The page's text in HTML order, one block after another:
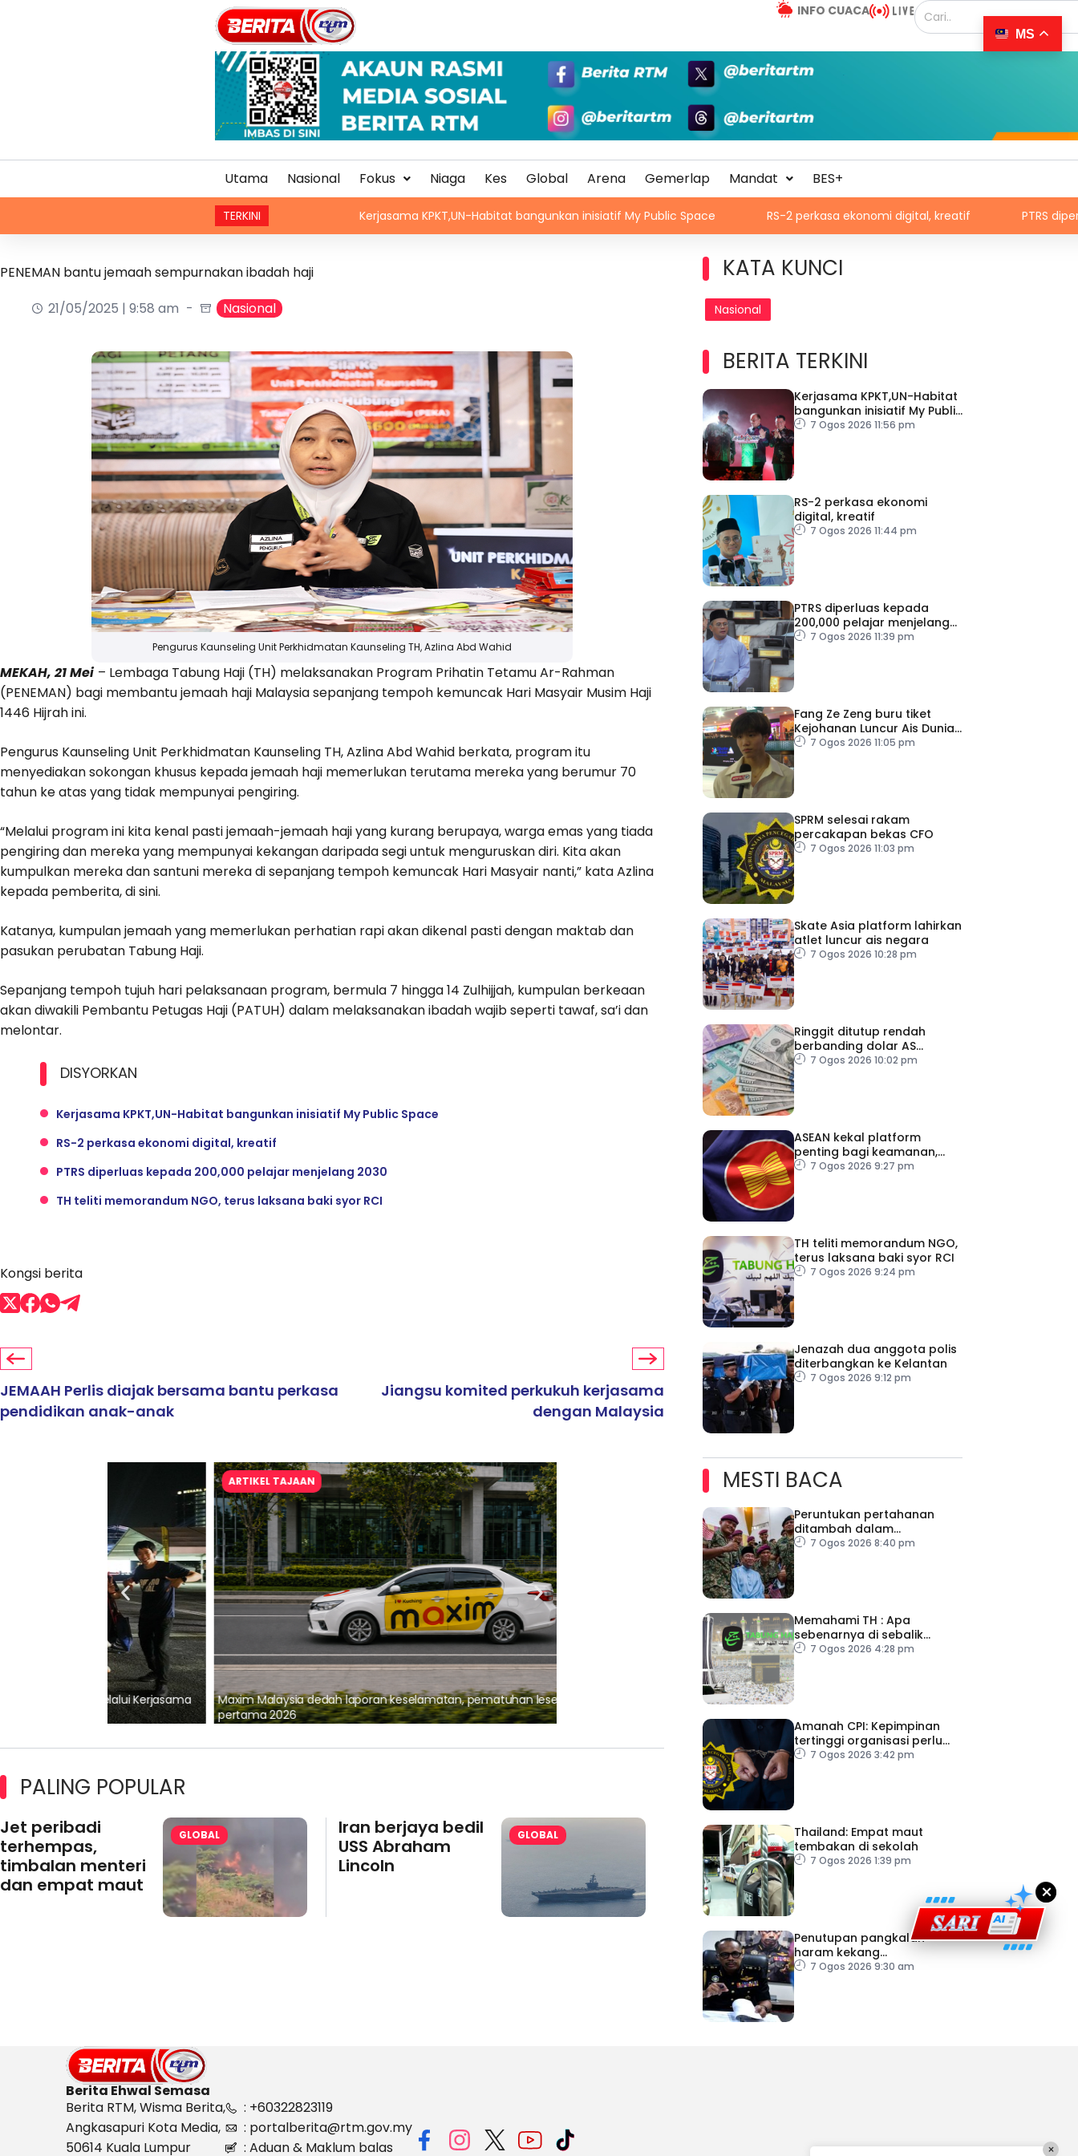
INFO CUACA
Utama Nasional Fokus Niaga Kes Global Arena Gemerlap Mandat BES+
TERKINI Kerjasama KPKT,UN-Habitat bangunkan inisiatif My Public Space RS-2 perkasa ekonomi digital, kreatif PTRS diperluas
PENEMAN bantu jemaah sempurnakan ibadah haji
21/05/2025 | 9:58 am
Nasional
Pengurus Kaunseling Unit Perkhidmatan Kaunseling TH, Azlina Abd Wahid
MEKAH, 21 Mei – Lembaga Tabung Haji (TH) melaksanakan Program Prihatin Tetamu Ar-Rahman
(PENEMAN) bagi membantu jemaah haji Malaysia sepanjang tempoh kemuncak Hari Masyair Musim Haji
1446 Hijrah ini.
Pengurus Kaunseling Unit Perkhidmatan Kaunseling TH, Azlina Abd Wahid berkata, program itu
menyediakan sokongan khusus kepada jemaah haji memerlukan terutama mereka yang berumur 70
tahun ke atas yang tidak mempunyai pengiring.
“Melalui program ini kita kenal pasti jemaah-jemaah haji yang kurang berupaya, warga emas yang tiada
pengiring dan mereka yang mempunyai kekangan daripada segi untuk menguruskan diri. Kita akan
kumpulkan mereka dan santuni mereka di sepanjang tempoh kemuncak Hari Masyair nanti,” kata Azlina
kepada pemberita, di sini.
Katanya, kumpulan jemaah yang memerlukan perhatian rapi akan dikenal pasti dengan maktab dan
pasukan perubatan Tabung Haji.
Sepanjang tempoh tujuh hari pelaksanaan program, bermula 7 hingga 14 Zulhijjah, kumpulan berkeaan
akan diwakili Pembantu Petugas Haji (PATUH) dalam melaksanakan ibadah wajib seperti tawaf, sa’i dan
melontar.
DISYORKAN
Kerjasama KPKT,UN-Habitat bangunkan inisiatif My Public Space
RS-2 perkasa ekonomi digital, kreatif
PTRS diperluas kepada 200,000 pelajar menjelang 2030
TH teliti memorandum NGO, terus laksana baki syor RCI
Kongsi berita
JEMAAH Perlis diajak bersama bantu perkasa
pendidikan anak-anak
Jiangsu komited perkukuh kerjasama
dengan Malaysia
Maxim Malaysia dedah laporan keselamatan, pematuhan lesen separuh
pertama 2026
Ajinomoto (Malaysia) Berhad Perkasa SCORE Marathon 2026 Melalui Kerjasama
PALING POPULAR
Jet peribadi
terhempas,
timbalan menteri
dan empat maut
GLOBAL
Iran berjaya bedil
USS Abraham
Lincoln
GLOBAL
KATA KUNCI
Nasional
BERITA TERKINI
Kerjasama KPKT,UN-Habitat
bangunkan inisiatif My Public
Space7 Ogos 2026 11:56 pm
RS-2 perkasa ekonomi
digital, kreatif
7 Ogos 2026 11:44 pm
PTRS diperluas kepada
200,000 pelajar menjelang
20307 Ogos 2026 11:39 pm
Fang Ze Zeng buru tiket
Kejohanan Luncur Ais Dunia
20277 Ogos 2026 11:05 pm
SPRM selesai rakam
percakapan bekas CFO
7 Ogos 2026 11:03 pm
Skate Asia platform lahirkan
atlet luncur ais negara
7 Ogos 2026 10:28 pm
Ringgit ditutup rendah
berbanding dolar AS
menjelang pengumuman
7 Ogos 2026 10:02 pm
ASEAN kekal platform
penting bagi keamanan,
kestabilan serantau –
7 Ogos 2026 9:27 pm
TH teliti memorandum NGO,
terus laksana baki syor RCI
7 Ogos 2026 9:24 pm
Jenazah dua anggota polis
diterbangkan ke Kelantan
7 Ogos 2026 9:12 pm
MESTI BACA
Peruntukan pertahanan
ditambah dalam
Belanjawan 2027
7 Ogos 2026 8:40 pm
Memahami TH : Apa
sebenarnya di sebalik
angka
7 Ogos 2026 4:28 pm
Amanah CPI: Kepimpinan
tertinggi organisasi perlu
pacu reformasi radikal
7 Ogos 2026 3:42 pm
Thailand: Empat maut
tembakan di sekolah
7 Ogos 2026 1:39 pm
Penutupan pangkalan
haram kekang
penyeludupan di Kelantan
7 Ogos 2026 9:30 am
×
Berita Ehwal Semasa
Berita RTM, Wisma Berita,
Angkasapuri Kota Media,
50614 Kuala Lumpur
: +60322823119
: portalberita@rtm.gov.my
: Aduan & Maklum balas
MS
×